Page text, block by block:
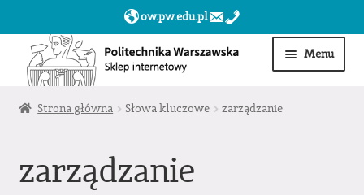
ow.pw.edu.pl
Przejdź
do
nawigacji
Przejdź
do
treści
Menu
StartStrona główna Słowa kluczowe zarządzanie
zarządzanie